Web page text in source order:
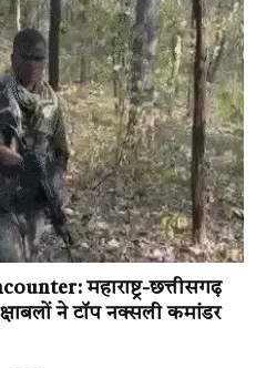
महाराष्ट्र-छत्तीसगढ़
ने टॉप नक्सली कमांडर